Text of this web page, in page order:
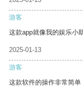
游客
这款app就像我的娱乐小
2025-01-13
游客
这款软件的操作非常简单